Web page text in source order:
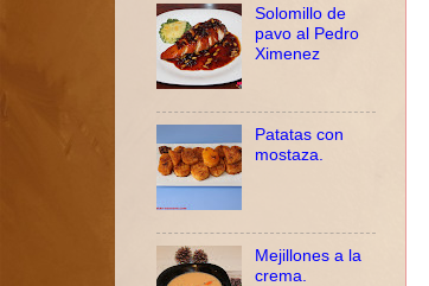
Solomillo de
pavo al Pedro
Ximenez
Patatas con
mostaza.
Mejillones a la
crema.